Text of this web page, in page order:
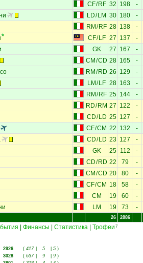
CF/RF 32 198 -
LD/ LM 30 180 -
RM / RF 28 138 -
CF/LF 27 137 -
GK 27 167 -
CM /CD 28 165 -
RM / RD 26 129 -
LM / LF 28 163 -
RM / RF 25 144 -
RD/ RM 27 122 -
CD/LD 25 127 -
CF/CM 22 132 -
CD/LD 23 127 -
GK 25 112 -
CD/RD 22 79 -
CM /CD 20 80 -
CF/CM 18 58 -
CM 19 60 -
LM 19 73 -
26 2886
Финансы Статистика Трофеи 7
2926 ( 417 5 5 )
3028 ( 637 9 9 )